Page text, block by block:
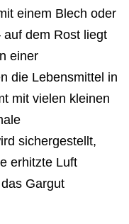
einem Blech oder
dem Rost liegt
einer
die Lebensmittel in
mit vielen kleinen
sichergestellt,
erhitzte Luft
Gargut